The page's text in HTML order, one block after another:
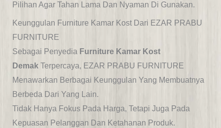
Pilihan Agar Tahan Lama Dan Nyaman Di Gunakan.
Keunggulan Furniture Kamar Kost Dari EZAR PRABU
FURNITURE
Sebagai Penyedia Furniture Kamar Kost
DemakTerpercaya, EZAR PRABU FURNITURE
Menawarkan Berbagai Keunggulan Yang Membuatnya
Berbeda Dari Yang Lain.
Tidak Hanya Fokus Pada Harga, Tetapi Juga Pada
Kepuasan Pelanggan Dan Ketahanan Produk.